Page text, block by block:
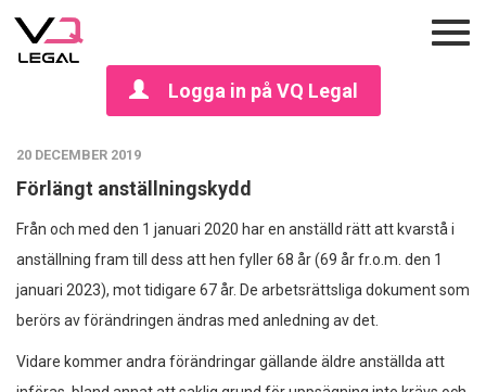
Logga in på VQ Legal
20 DECEMBER 2019
Förlängt anställningskydd
Från och med den 1 januari 2020 har en anställd rätt att kvarstå i
anställning fram till dess att hen fyller 68 år (69 år fr.o.m. den 1
januari 2023), mot tidigare 67 år. De arbetsrättsliga dokument som
berörs av förändringen ändras med anledning av det.
Vidare kommer andra förändringar gällande äldre anställda att